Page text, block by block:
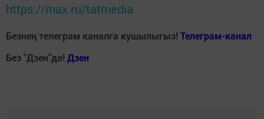
https://max.ru/tatmedia
Безнең телеграм каналга кушылыгыз! Телеграм-канал
Без "Дзен"да! Дзен